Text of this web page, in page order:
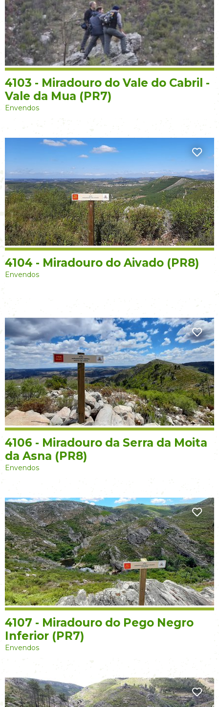
4103 - Miradouro do Vale do Cabril -
Vale da Mua (PR7)
Envendos
4104 - Miradouro do Aivado (PR8)
Envendos
4106 - Miradouro da Serra da Moita
da Asna (PR8)
Envendos
4107 - Miradouro do Pego Negro
Inferior (PR7)
Envendos